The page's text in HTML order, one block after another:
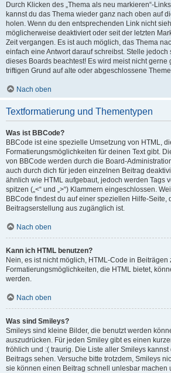
Durch Klicken des „Thema als neu markieren“-
kannst du das Thema wieder ganz nach oben auf
holen. Wenn du den entsprechenden Link nicht
möglicherweise deaktiviert oder seit der letzten
Zeit vergangen. Es ist auch möglich, das Thema
einfach eine Antwort darauf schreibst. Stelle jedoch
dieses Boards beachtest! Es wird meist nicht gerne
triftigen Grund auf alte oder abgeschlossene
Nach oben
Textformatierung und Thementypen
Was ist BBCode?
BBCode ist eine spezielle Umsetzung von HTML,
Formatierungsmöglichkeiten für deinen Text gibt.
von BBCode werden durch die Board-
auch durch dich für jeden einzelnen Beitrag
ähnlich wie HTML aufgebaut, jedoch werden Tags
spitzen („<“ und „>“) Klammern eingeschlossen.
BBCode findest du auf einer speziellen Hilfe-Seite,
Beitragserstellung aus zugänglich ist.
Nach oben
Kann ich HTML benutzen?
Nein, es ist nicht möglich, HTML-Code in
Formatierungsmöglichkeiten, die HTML bietet,
werden.
Nach oben
Was sind Smileys?
Smileys sind kleine Bilder, die benutzt werden
auszudrücken. Für jeden Smiley gibt es einen
fröhlich und :( traurig. Die Liste aller Smileys
Beitrags sehen. Versuche bitte trotzdem, Smileys
sie können einen Beitrag schnell unlesbar machen